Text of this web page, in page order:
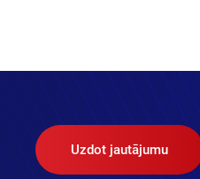
Uzdot jautājumu